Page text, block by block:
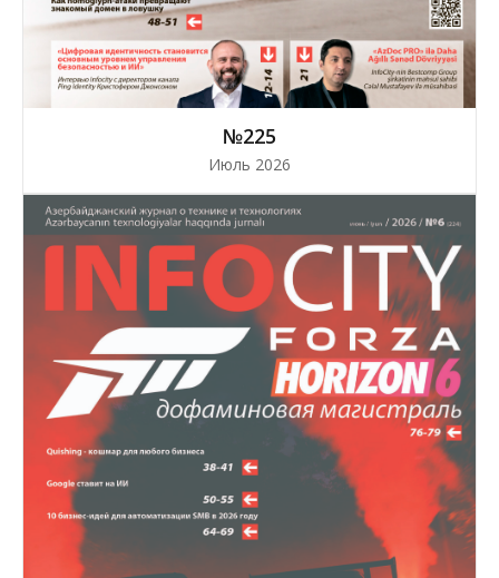
№225
Июль 2026